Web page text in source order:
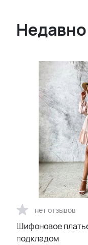
нет отзывов
Шифоновое
подкладом